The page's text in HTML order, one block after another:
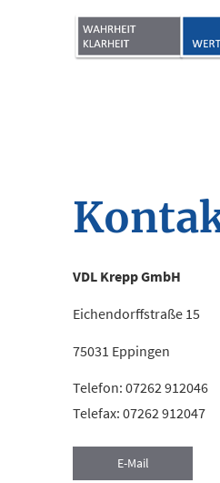
VDL Krepp GmbH
Eichendorffstraße 15
75031 Eppingen
Telefon: 07262 912046
Telefax: 07262 912047
E-Mail